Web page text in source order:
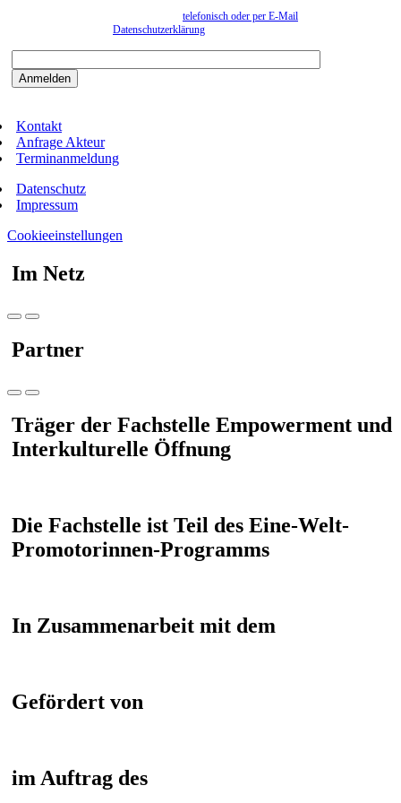
telefonisch oder per E-Mail
Datenschutzerklärung
Kontakt
Anfrage Akteur
Terminanmeldung
Datenschutz
Impressum
Cookieeinstellungen
Im Netz
Partner
Träger der Fachstelle Empowerment und
Interkulturelle Öffnung
Die Fachstelle ist Teil des Eine-Welt-
Promotorinnen-Programms
In Zusammenarbeit mit dem
Gefördert von
im Auftrag des